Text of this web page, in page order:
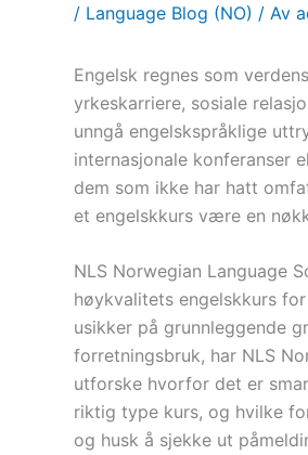
/ Language Blog (NO) / Av
Engelsk regnes som
yrkeskarriere, sosiale
unngå engelskspråklige
internasjonale konferanser
dem som ikke har hatt
et engelskkurs være en
NLS Norwegian Language
høykvalitets engelskkurs
usikker på grunnleggende
forretningsbruk, har NLS
utforske hvorfor det er
riktig type kurs, og hvilke
og husk å sjekke ut